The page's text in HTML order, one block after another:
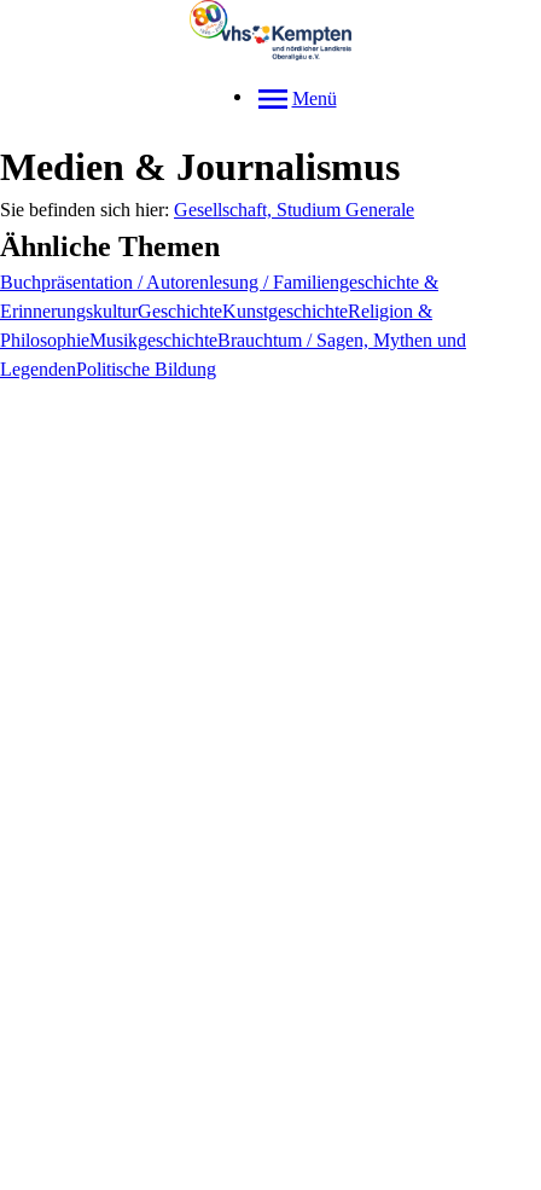
Menü
Medien & Journalismus
Gesellschaft, Studium Generale
Ähnliche Themen
Buchpräsentation / Autorenlesung / Familiengeschichte &
ErinnerungskulturGeschichteKunstgeschichteReligion &
PhilosophieMusikgeschichteBrauchtum / Sagen, Mythen und
LegendenPolitische Bildung